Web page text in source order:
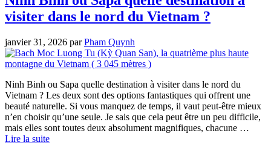
visiter dans le nord du Vietnam ?
janvier 31, 2026 parPham Quynh
Ninh Binh ou Sapa quelle destination à visiter dans le nord du
Vietnam ? Les deux sont des options fantastiques qui offrent une
beauté naturelle. Si vous manquez de temps, il vaut peut-être mieux
n’en choisir qu’une seule. Je sais que cela peut être un peu difficile,
mais elles sont toutes deux absolument magnifiques, chacune …
Lire la suite